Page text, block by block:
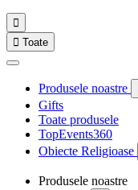

 Toate
Produsele noastre
Gifts
Toate produsele
TopEvents360
Obiecte Religioase
Produsele noastre